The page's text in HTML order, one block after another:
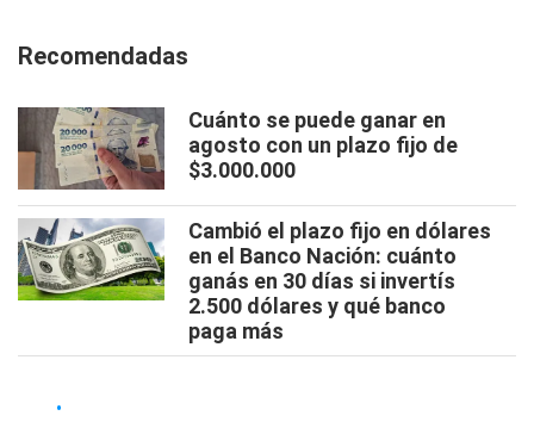
Recomendadas
Cuánto se puede ganar en
agosto con un plazo fijo de
$3.000.000
Cambió el plazo fijo en dólares
en el Banco Nación: cuánto
ganás en 30 días si invertís
2.500 dólares y qué banco
paga más